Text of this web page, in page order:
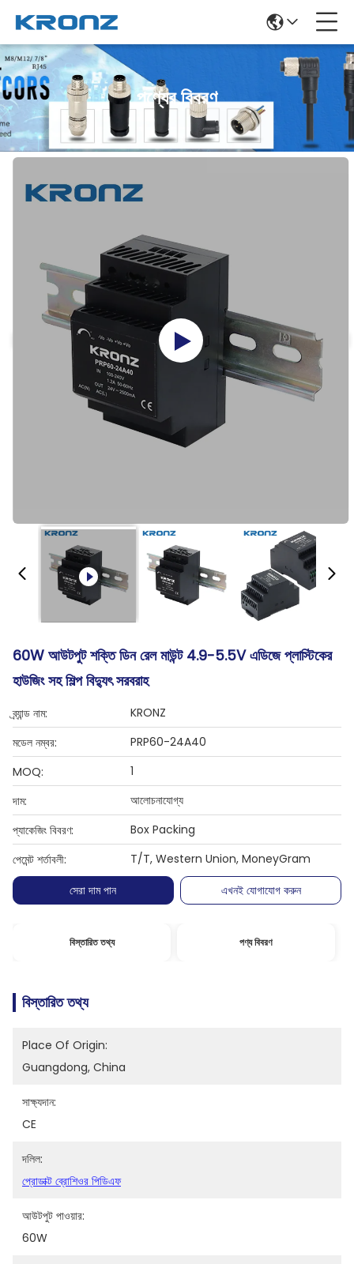
পণ্যের বিবরণ
60W আউটপুট শক্তি ডিন রেল মাউন্ট 4.9-5.5V এডিজে প্লাস্টিকের
হাউজিং সহ শিল্প বিদ্যুৎ সরবরাহ
ব্র্যান্ড নাম:
KRONZ
মডেল নম্বর:
PRP60-24A40
MOQ:
1
দাম:
আলোচনাযোগ্য
প্যাকেজিং বিবরণ:
Box Packing
পেমেন্ট শর্তাবলী:
T/T, Western Union, MoneyGram
সেরা দাম পান
এখনই যোগাযোগ করুন
বিস্তারিত তথ্য পণ্য বিবরণ
বিস্তারিত তথ্য
Place Of Origin:
Guangdong, China
সাক্ষ্যদান:
CE
দলিল:
প্রোডাক্ট ব্রোশিওর পিডিএফ
আউটপুট পাওয়ার:
60W